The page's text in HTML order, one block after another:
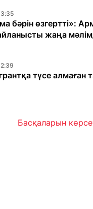
бәрін өзгертті»:
жаңа
түсе алмаған
Басқаларын